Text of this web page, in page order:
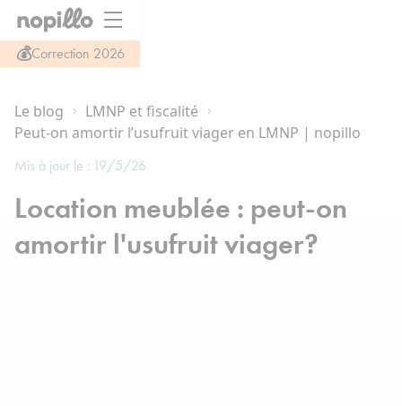
💰Correction 2026
Le blog
LMNP et fiscalité
Peut-on amortir l’usufruit viager en LMNP | nopillo
Mis à jour le : 19/5/26
Location meublée : peut-on
amortir l'usufruit viager?